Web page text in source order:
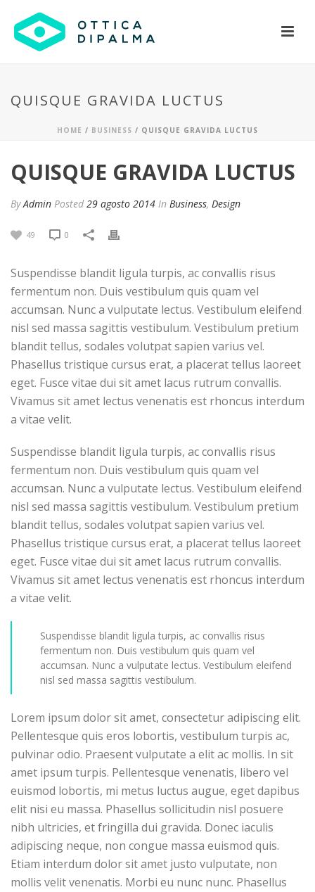
QUISQUE GRAVIDA LUCTUS
HOME / BUSINESS / QUISQUE GRAVIDA LUCTUS
QUISQUE GRAVIDA LUCTUS
ByAdmin Posted 29 agosto 2014 In Business, Design
49 0
Suspendisse blandit ligula turpis, ac convallis risus
fermentum non. Duis vestibulum quis quam vel
accumsan. Nunc a vulputate lectus. Vestibulum eleifend
nisl sed massa sagittis vestibulum. Vestibulum pretium
blandit tellus, sodales volutpat sapien varius vel.
Phasellus tristique cursus erat, a placerat tellus laoreet
eget. Fusce vitae dui sit amet lacus rutrum convallis.
Vivamus sit amet lectus venenatis est rhoncus interdum
a vitae velit.
Suspendisse blandit ligula turpis, ac convallis risus
fermentum non. Duis vestibulum quis quam vel
accumsan. Nunc a vulputate lectus. Vestibulum eleifend
nisl sed massa sagittis vestibulum. Vestibulum pretium
blandit tellus, sodales volutpat sapien varius vel.
Phasellus tristique cursus erat, a placerat tellus laoreet
eget. Fusce vitae dui sit amet lacus rutrum convallis.
Vivamus sit amet lectus venenatis est rhoncus interdum
a vitae velit.
Suspendisse blandit ligula turpis, ac convallis risus
fermentum non. Duis vestibulum quis quam vel
accumsan. Nunc a vulputate lectus. Vestibulum eleifend
nisl sed massa sagittis vestibulum.
Lorem ipsum dolor sit amet, consectetur adipiscing elit.
Pellentesque quis eros lobortis, vestibulum turpis ac,
pulvinar odio. Praesent vulputate a elit ac mollis. In sit
amet ipsum turpis. Pellentesque venenatis, libero vel
euismod lobortis, mi metus luctus augue, eget dapibus
elit nisi eu massa. Phasellus sollicitudin nisl posuere
nibh ultricies, et fringilla dui gravida. Donec iaculis
adipiscing neque, non congue massa euismod quis.
Etiam interdum dolor sit amet justo vulputate, non
mollis velit venenatis. Morbi eu nunc nunc. Phasellus